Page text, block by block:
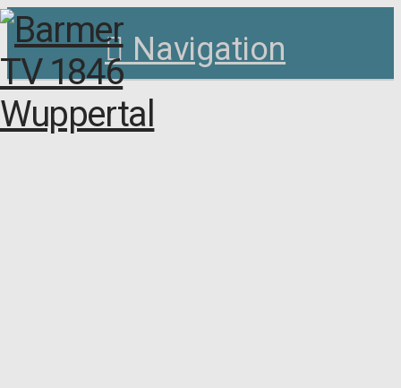
Navigation